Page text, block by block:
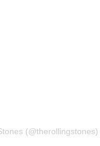
(@therollingstones)